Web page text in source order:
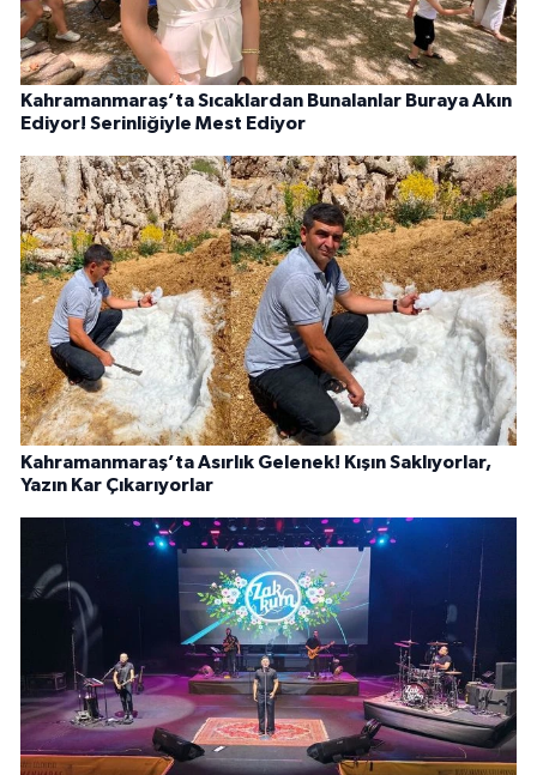
Kahramanmaraş’ta Sıcaklardan Bunalanlar Buraya Akın
Ediyor! Serinliğiyle Mest Ediyor
Kahramanmaraş’ta Asırlık Gelenek! Kışın Saklıyorlar,
Yazın Kar Çıkarıyorlar